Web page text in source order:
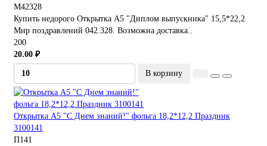
М42328
Купить недорого Открытка А5 "Диплом выпускника" 15,5*22,2
Мир поздравлений 042.328. Возможна доставка..
200
20.00 ₽
В корзину
Открытка А5 "С Днем знаний!" фольга 18,2*12,2 Праздник
3100141
П141